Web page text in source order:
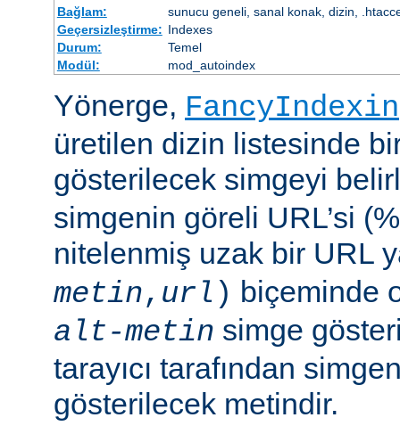
Bağlam:
sunucu geneli, sanal konak, dizin,
Geçersizleştirme: Indexes
Durum:
Temel
Modül:
mod_autoindex
Yönerge,
üretilen dizin listesinde
gösterilecek simgeyi
simgenin göreli URL’si
nitelenmiş uzak bir URL
metin, url ) biçeminde
alt-metin simge
tarayıcı tarafından
gösterilecek metindir.